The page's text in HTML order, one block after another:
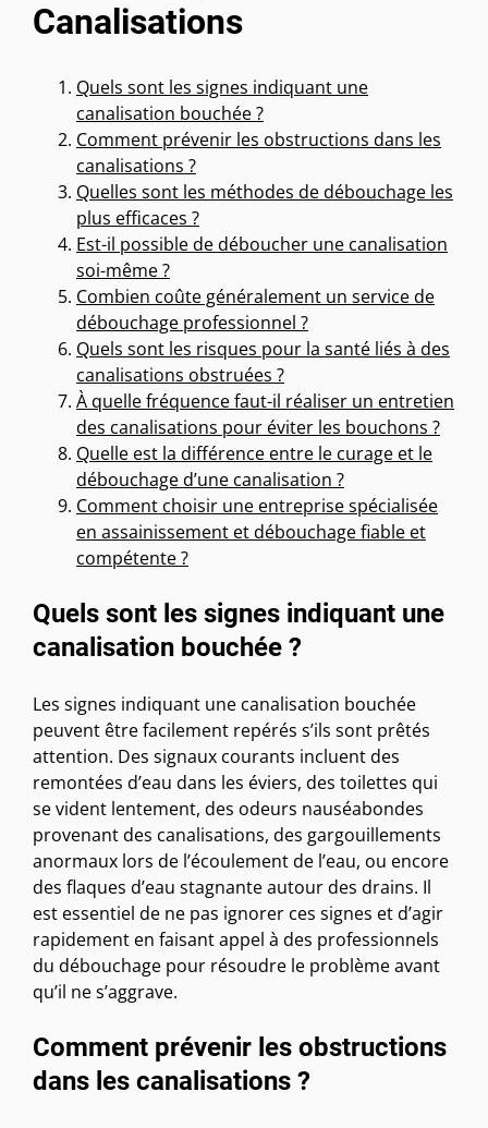
Canalisations
Quels sont les signes indiquant une
canalisation bouchée ?
Comment prévenir les obstructions dans les
canalisations ?
Quelles sont les méthodes de débouchage les
plus efficaces ?
Est-il possible de déboucher une canalisation
soi-même ?
Combien coûte généralement un service de
débouchage professionnel ?
Quels sont les risques pour la santé liés à des
canalisations obstruées ?
À quelle fréquence faut-il réaliser un entretien
des canalisations pour éviter les bouchons ?
Quelle est la différence entre le curage et le
débouchage d’une canalisation ?
Comment choisir une entreprise spécialisée
en assainissement et débouchage fiable et
compétente ?
Quels sont les signes indiquant une
canalisation bouchée ?
Les signes indiquant une canalisation bouchée
peuvent être facilement repérés s’ils sont prêtés
attention. Des signaux courants incluent des
remontées d’eau dans les éviers, des toilettes qui
se vident lentement, des odeurs nauséabondes
provenant des canalisations, des gargouillements
anormaux lors de l’écoulement de l’eau, ou encore
des flaques d’eau stagnante autour des drains. Il
est essentiel de ne pas ignorer ces signes et d’agir
rapidement en faisant appel à des professionnels
du débouchage pour résoudre le problème avant
qu’il ne s’aggrave.
Comment prévenir les obstructions
dans les canalisations ?